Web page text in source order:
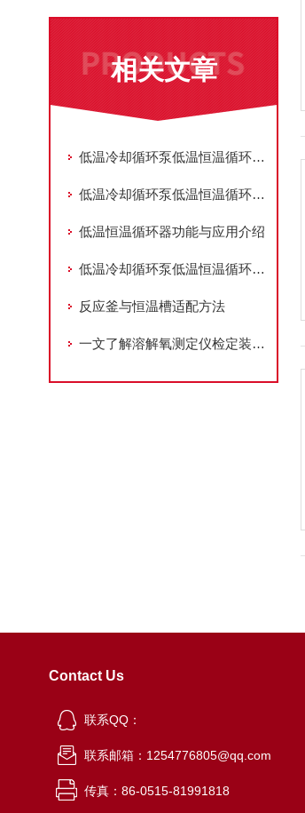
相关文章
低温冷却循环泵低温恒温循环器的选型注意事项
低温冷却循环泵低温恒温循环器的技术特点及应用领域
低温恒温循环器功能与应用介绍
低温冷却循环泵低温恒温循环器在药品生产和储存过程中控制温度
反应釜与恒温槽适配方法
一文了解溶解氧测定仪检定装置专用测试恒温槽的维护与保养
Contact Us
联系QQ：
联系邮箱：1254776805@qq.com
传真：86-0515-81991818